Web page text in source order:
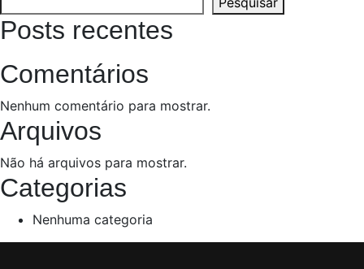
Posts recentes
Comentários
Nenhum comentário para mostrar.
Arquivos
Não há arquivos para mostrar.
Categorias
Nenhuma categoria